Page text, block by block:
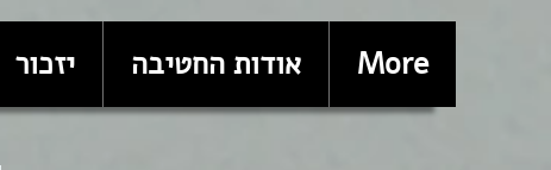
יזכור אודות החטיבה More